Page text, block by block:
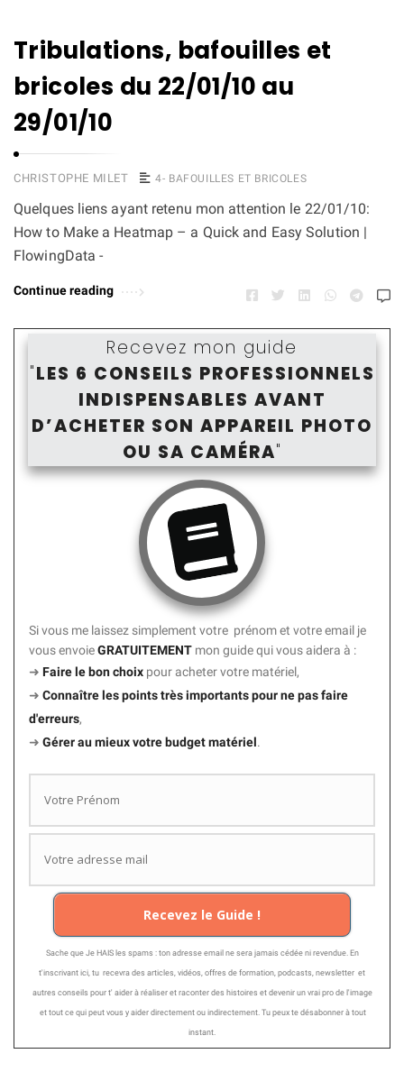
Tribulations, bafouilles et
bricoles du 22/01/10 au
29/01/10
CHRISTOPHE MILET 4- BAFOUILLES ET BRICOLES
Quelques liens ayant retenu mon attention le 22/01/10:
How to Make a Heatmap – a Quick and Easy Solution |
FlowingData -
Continue reading
Recevez mon guide
"LES 6 CONSEILS PROFESSIONNELS
INDISPENSABLES AVANT
D’ACHETER SON APPAREIL PHOTO
OU SA CAMÉRA"
Si vous me laissez simplement votre prénom et votre email je
vous envoieGRATUITEMENT mon guidequi vous aidera à :
➜ Faire le bon choix pour acheter votre matériel,
➜ Connaître les points très importantspour ne pas faire
d'erreurs,
➜ Gérer au mieux votre budget matériel.
Recevez le Guide !
Sache que Je HAIS les spams : ton adresse email ne sera jamais cédée ni revendue. En
t'inscrivant ici, tu recevra des articles, vidéos, offres de formation, podcasts, newsletter et
autres conseils pour t' aider à réaliser et raconter des histoires et devenir un vrai pro de l'image
et tout ce qui peut vous y aider directement ou indirectement. Tu peux te désabonner à tout
instant.